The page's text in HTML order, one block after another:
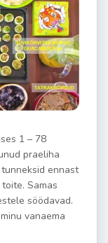
1 – 78
praeliha
ennast
Samas
söödavad.
vanaema